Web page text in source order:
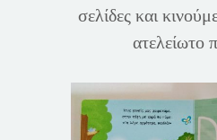
σελίδες και
ατελείωτο